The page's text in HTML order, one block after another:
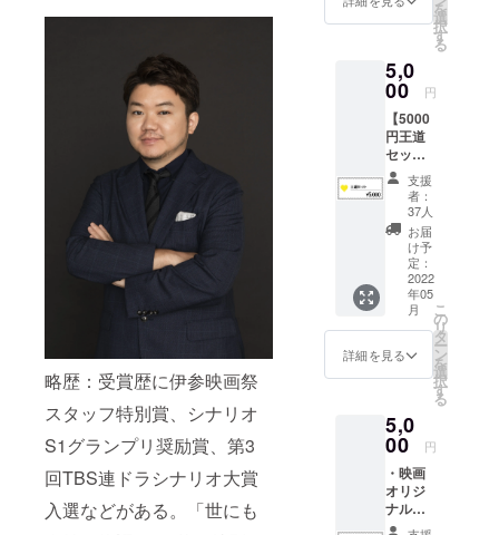
略歴：受賞歴に伊参映画祭
スタッフ特別賞、シナリオ
S1グランプリ奨励賞、第3
回TBS連ドラシナリオ大賞
入選などがある。「世にも
す。 ・
希望
トおよ
びサイ
ンの希
望は
（わか
な、セ
リン、
加瀬モ
モカ、
玲海、
上井六
華、
AZUSA
、千歳
ゆう、
山本陽
将）か
考欄に
お書き
くださ
い。
を
選
択
す
る
5,0
00 円
【5000
円王道
セッ
ト】 本
編
DVD（
本編＋
メイキ
ング）
・映画
の本編
（約20
分想
定）+メ
イキン
グが収
たDVD
をお送
り致し
ます。
支援
者：
37人
お届
け予
定：
2022
年05
月
詳細を見る
こ
の
リ
タ
ー
ン
を
選
択
す
る
5,0
00 円
・映画
オリジ
ナルの
Ｔシャ